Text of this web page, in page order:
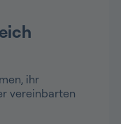
ihr
vereinbarten